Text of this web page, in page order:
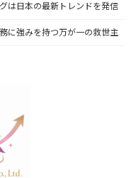
は日本の最新トレンドを発信
に強みを持つ万が一の救世主